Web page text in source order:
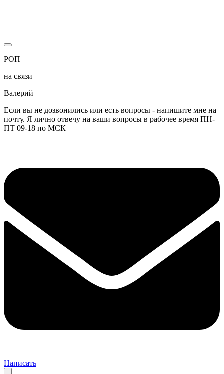
РОП
на связи
Валерий
Если вы не дозвонились или есть вопросы - напишите мне на
почту. Я лично отвечу на ваши вопросы в рабочее время ПН-
ПТ 09-18 по МСК
Написать